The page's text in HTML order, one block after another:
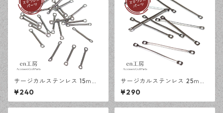
サージカルステンレス 15ｍｍ
コネクタースティック シルバ
ー 10本 アレルギー対応 ピア
ス ハンドメイド資材 【en工
¥240
サージカルステンレス 25ｍｍ
コネクタースティック シルバ
ー 10本 アレルギー対応 ピア
ス ハンドメイド資材 【en工
¥290